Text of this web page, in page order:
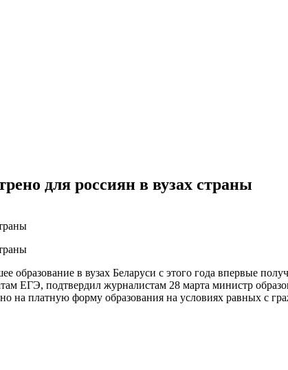
для россиян в вузах страны
в вузах Беларуси с этого года впервые
ЕГЭ, подтвердил журналистам 28 марта министр
на платную форму образования на условиях равных с